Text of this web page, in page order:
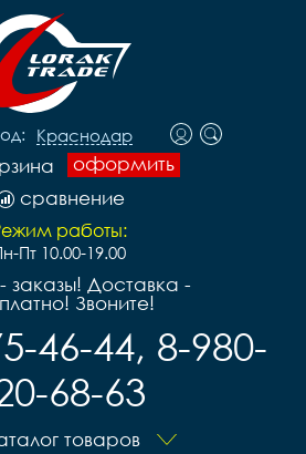
Краснодар
оформить
сравнение
работы:
Пт 10.00-19.00
заказы! Доставка -
Звоните!
46-44, 8-980-
68-63
товаров